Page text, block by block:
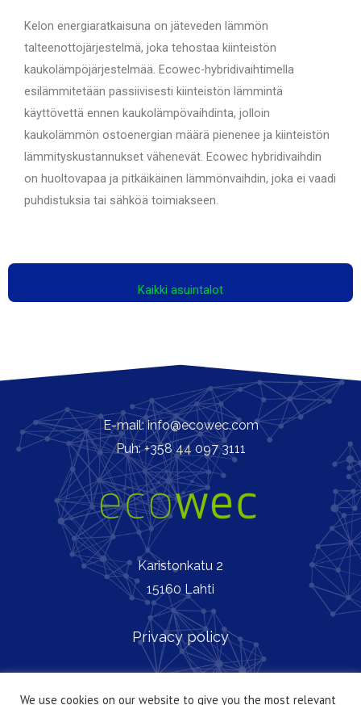
Kelon energiaratkaisuna on jäteveden lämmön
talteenottojärjestelmä, joka tehostaa kiinteistön
kaukolämpöjärjestelmää. Ecowec-hybridivaihtimella
esilämmitetään passiivisesti kiinteistön lämmintä
käyttövettä ennen kaukolämpövaihdinta, jolloin
kaukolämmön ostoenergian määrä pienenee ja kiinteistön
lämmityskustannukset vähenevät. Ecowec hybridivaihdin
on huoltovapaa ja pitkäikäinen lämmönvaihdin, joka ei vaadi
puhdistuksia tai sähköä toimiakseen.
Kaikki asuintalot
E-mail: info@ecowec.com
Puh: +358 44 097 3111
Karistonkatu 2
15160 Lahti
Privacy policy
Copyright © Ecowec
We use cookies on our website to give you the most relevant